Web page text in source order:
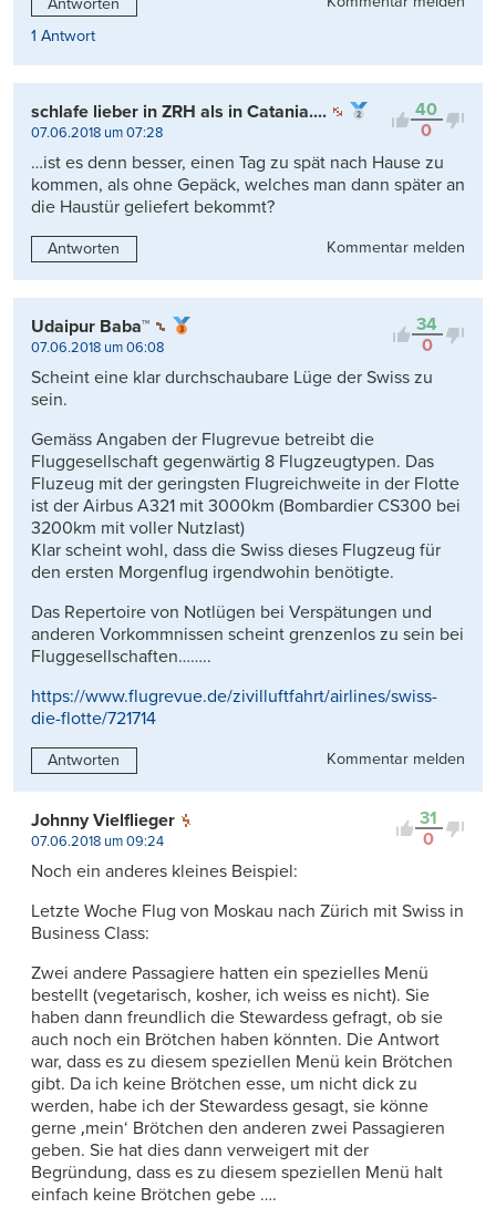
1 Antwort
40
0
schlafe lieber in ZRH als in Catania....
07.06.2018 um 07:28
…ist es denn besser, einen Tag zu spät nach Hause zu
kommen, als ohne Gepäck, welches man dann später an
die Haustür geliefert bekommt?
Antworten Kommentar melden
34
0
Udaipur Baba™
07.06.2018 um 06:08
Scheint eine klar durchschaubare Lüge der Swiss zu
sein.
Gemäss Angaben der Flugrevue betreibt die
Fluggesellschaft gegenwärtig 8 Flugzeugtypen. Das
Fluzeug mit der geringsten Flugreichweite in der Flotte
ist der Airbus A321 mit 3000km (Bombardier CS300 bei
3200km mit voller Nutzlast)
Klar scheint wohl, dass die Swiss dieses Flugzeug für
den ersten Morgenflug irgendwohin benötigte.
Das Repertoire von Notlügen bei Verspätungen und
anderen Vorkommnissen scheint grenzenlos zu sein bei
Fluggesellschaften……..
https://www.flugrevue.de/zivilluftfahrt/airlines/swiss-
die-flotte/721714
Antworten Kommentar melden
31
0
Johnny Vielflieger
07.06.2018 um 09:24
Noch ein anderes kleines Beispiel:
Letzte Woche Flug von Moskau nach Zürich mit Swiss in
Business Class:
Zwei andere Passagiere hatten ein spezielles Menü
bestellt (vegetarisch, kosher, ich weiss es nicht). Sie
haben dann freundlich die Stewardess gefragt, ob sie
auch noch ein Brötchen haben könnten. Die Antwort
war, dass es zu diesem speziellen Menü kein Brötchen
gibt. Da ich keine Brötchen esse, um nicht dick zu
werden, habe ich der Stewardess gesagt, sie könne
gerne ‚mein‘ Brötchen den anderen zwei Passagieren
geben. Sie hat dies dann verweigert mit der
Begründung, dass es zu diesem speziellen Menü halt
einfach keine Brötchen gebe ….